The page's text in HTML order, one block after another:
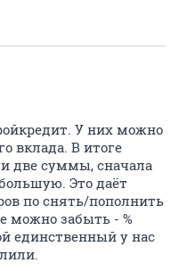
У них можно
вклада. В итоге
две суммы, сначала
Это даёт
по снять/пополнить
можно забыть - %
единственный у нас